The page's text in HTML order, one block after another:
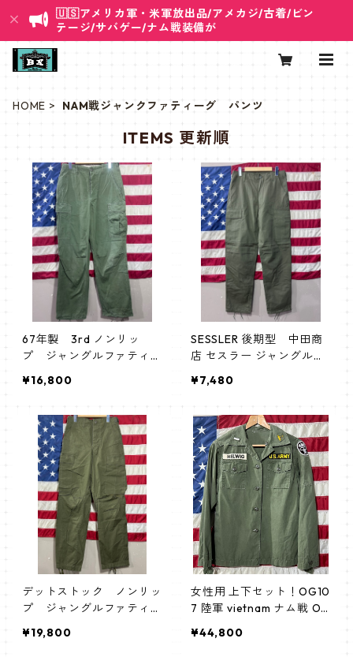
🇺🇸アメリカ軍・米軍放出品/アメカジ/古着/ビン
テージ/サバゲー/ナム戦装備が
HOME NAM戦ジャンクファティーグ パンツ
ITEMS 更新順
67年製 3rd ノンリッ
プ ジャングルファティー
¥16,800
SESSLER 後期型 中田商
店 セスラー ジャングルフ
GLE FATIGUE PANTS
¥7,480
デットストック ノンリッ
プ ジャングルファティー
¥19,800
女性用 上下セット！OG10
7 陸軍 vietnam ナム戦 OD
¥44,800